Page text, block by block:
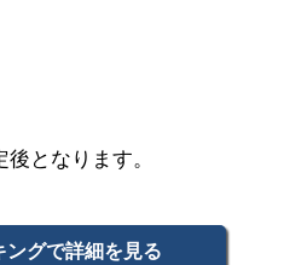
となります。
ングで詳細を見る